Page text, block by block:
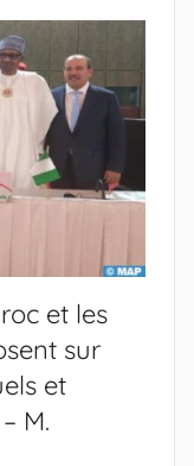
et les
sur
et
M.